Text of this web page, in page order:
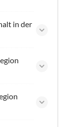
in der